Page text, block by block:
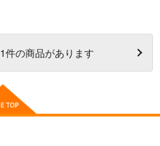
1件の商品があります